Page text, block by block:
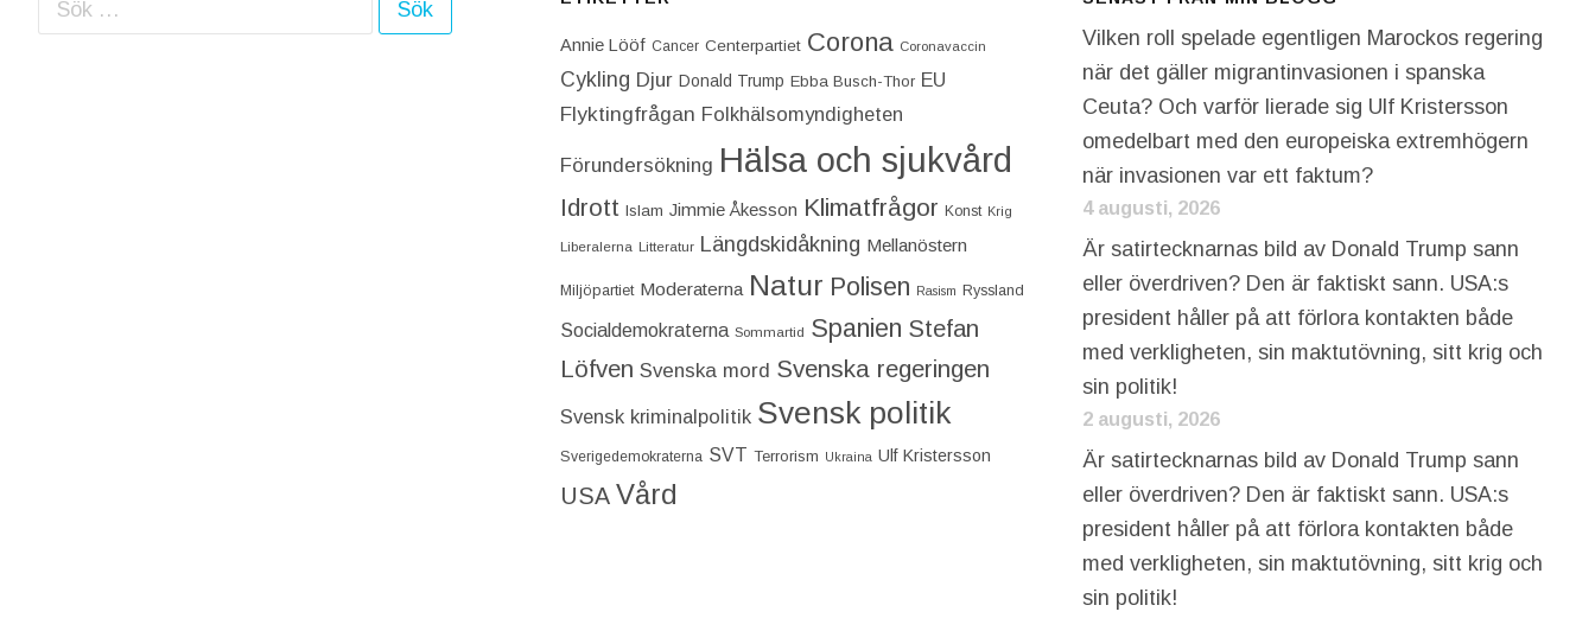
Annie Lööf Cancer Centerpartiet‎ Corona Coronavaccin
Cykling Djur Donald Trump Ebba Busch-Thor EU
Flyktingfrågan Folkhälsomyndigheten
Förundersökning Hälsa och sjukvård
Idrott Islam Jimmie Åkesson Klimatfrågor Konst Krig
Liberalerna Litteratur Längdskidåkning Mellanöstern
Miljöpartiet Moderaterna Natur Polisen Rasism Ryssland
Socialdemokraterna Sommartid Spanien Stefan
Löfven Svenska mord Svenska regeringen
Svensk kriminalpolitik Svensk politik
Sverigedemokraterna SVT Terrorism Ukraina Ulf Kristersson
USA Vård
Vilken roll spelade egentligen Marockos regering
när det gäller migrantinvasionen i spanska
Ceuta? Och varför lierade sig Ulf Kristersson
omedelbart med den europeiska extremhögern
när invasionen var ett faktum?
4 augusti, 2026
Är satirtecknarnas bild av Donald Trump sann
eller överdriven? Den är faktiskt sann. USA:s
president håller på att förlora kontakten både
med verkligheten, sin maktutövning, sitt krig och
sin politik!
2 augusti, 2026
Är satirtecknarnas bild av Donald Trump sann
eller överdriven? Den är faktiskt sann. USA:s
president håller på att förlora kontakten både
med verkligheten, sin maktutövning, sitt krig och
sin politik!